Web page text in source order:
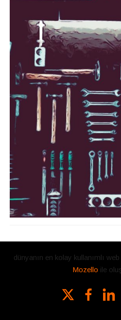
dünyanın en kolay kullanımlı
Mozello ile